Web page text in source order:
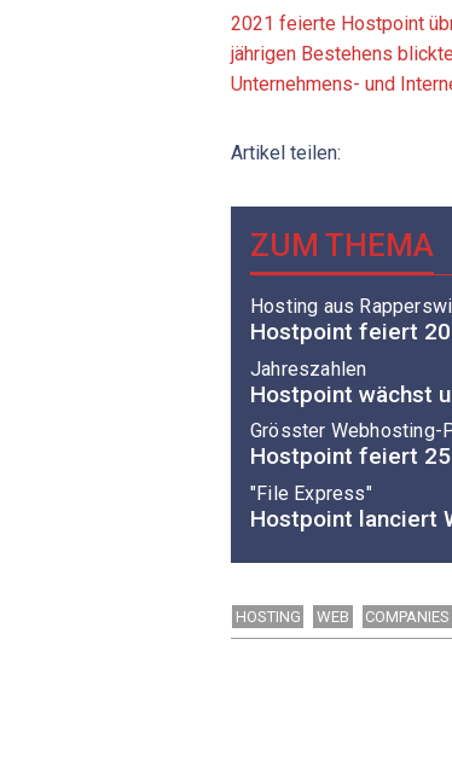
2021 feierte Hostpoint
jährigen Bestehens
Unternehmens- und
Artikel teilen:
ZUM THEMA
Hosting aus Rapperswil
Hostpoint feiert
Jahreszahlen
Hostpoint wächst
Grösster Webhosting-
Hostpoint feiert
"File Express"
Hostpoint lanciert
HOSTING WEB COMPANIES